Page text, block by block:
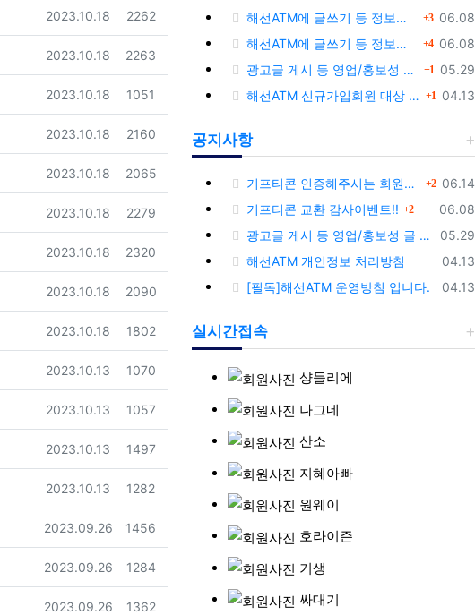
등록일
2023.10.18 조회
2262
등록일
2023.10.18 조회
2263
등록일
2023.10.18 조회
1051
등록일
2023.10.18 조회
2160
등록일
2023.10.18 조회
2065
등록일
2023.10.18 조회
2279
등록일
2023.10.18 조회
2320
등록일
2023.10.18 조회
2090
등록일
2023.10.18 조회
1802
등록일
2023.10.13 조회
1070
등록일
2023.10.13 조회
1057
등록일
2023.10.13 조회
1497
등록일
2023.10.13 조회
1282
등록일
2023.09.26 조회
1456
등록일
2023.09.26 조회
1284
등록일
2023.09.26 조회
1362
등록일
06.08
해선ATM에 글쓰기 등 정보공유글 남기고 기프티콘 받자! 3댓글
등록일
06.08
해선ATM에 글쓰기 등 정보공유글 남기고 기프티콘 받자! 4댓글
등록
05.29
광고글 게시 등 영업/홍보성 글 삭제 및 제제대상입니다. 1 댓글
등록
04.13
해선ATM 신규가입회원 대상 이벤트 안내 1 댓글
공지사항
등록
06.14
기프티콘 인증해주시는 회원님께 추가 포인트 쏩니다!! 2댓글
등록일
06.08
기프티콘 교환 감사이벤트!! 2댓글
등록
05.29
광고글 게시 등 영업/홍보성 글 삭제 및 제제대상입니다.
등록
04.13
해선ATM 개인정보 처리방침
등록
04.13
[필독]해선ATM 운영방침 입니다.
실시간접속
샹들리에
나그네
산소
지혜아빠
원웨이
호라이즌
기생
싸대기